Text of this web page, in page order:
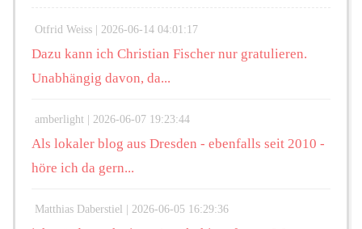
Otfrid Weiss | 2026-06-14 04:01:17
Dazu kann ich Christian Fischer nur gratulieren.
Unabhängig davon, da...
amberlight | 2026-06-07 19:23:44
Als lokaler blog aus Dresden - ebenfalls seit 2010 -
höre ich da gern...
Matthias Daberstiel | 2026-06-05 16:29:36